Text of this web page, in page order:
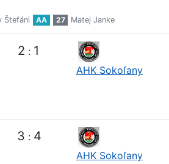
Štefáni AA 27 Matej Janke
2 : 1
AHK Sokoľany
3 : 4
AHK Sokoľany